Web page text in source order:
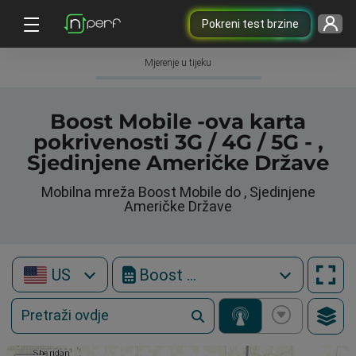
Pokreni test brzine
Mjerenje u tijeku
Boost Mobile -ova karta
pokrivenosti 3G / 4G / 5G - ,
Sjedinjene Američke Države
Mobilna mreža Boost Mobile do , Sjedinjene
Američke Države
US Boost Mobile